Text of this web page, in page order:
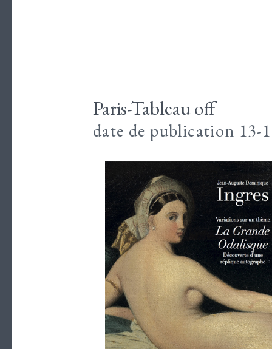
Paris-Tableau off
date de publication 13-